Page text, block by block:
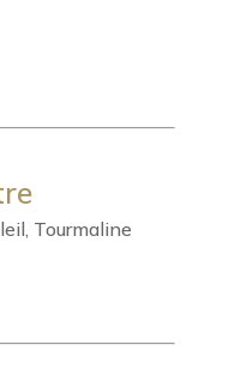
Tourmaline